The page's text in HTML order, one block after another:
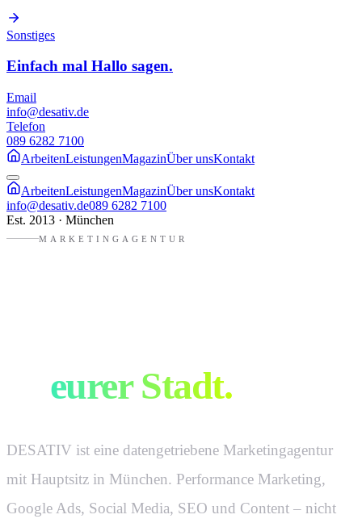
Sonstiges
Einfach mal Hallo sagen.
Email
info@desativ.de
Telefon
089 6282 7100
ArbeitenLeistungenMagazinÜber unsKontakt
ArbeitenLeistungenMagazinÜber unsKontakt
info@desativ.de089 6282 7100
Est. 2013 · München
MARKETINGAGENTUR
eurer Stadt.
DESATIV ist eine datengetriebene Marketingagentur
mit Hauptsitz in München. Performance Marketing,
Google Ads, Social Media, SEO und Content – nicht